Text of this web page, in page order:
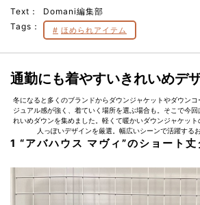
Text：
Domani編集部
Tags：
ほめられアイテム
通勤にも着やすいきれいめデ
冬になると多くのブランドからダウンジャケットやダウン
ジュアル感が強く、着ていく場所を選ぶ場合も。そこで今
れいめダウンを集めました。軽くて暖かいダウンジャケッ
人っぽいデザインを厳選。幅広いシーンで活躍する
1 “アバハウス マヴィ”のショート丈